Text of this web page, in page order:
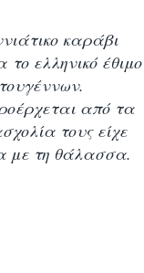
καράβι
ελληνικό έθιμο
από τα
τους είχε
με τη θάλασσα.